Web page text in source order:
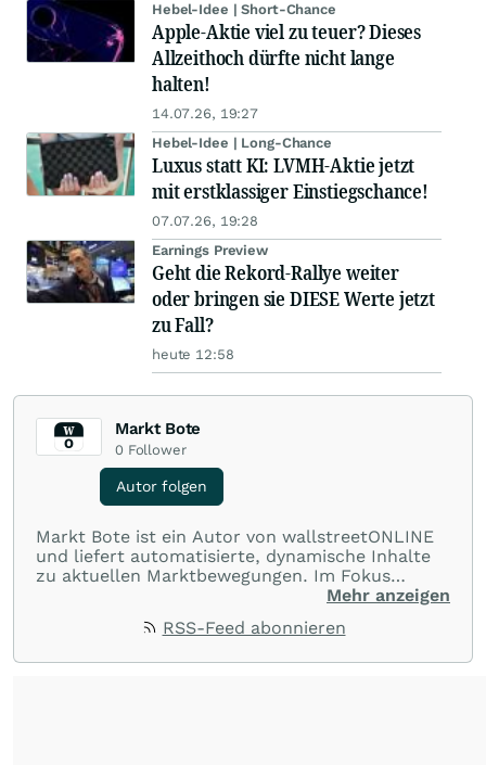
Hebel-Idee | Short-Chance
Apple-Aktie viel zu teuer? Dieses
Allzeithoch dürfte nicht lange
halten!
14.07.26, 19:27
Hebel-Idee | Long-Chance
Luxus statt KI: LVMH-Aktie jetzt
mit erstklassiger Einstiegschance!
07.07.26, 19:28
Earnings Preview
Geht die Rekord-Rallye weiter
oder bringen sie DIESE Werte jetzt
zu Fall?
heute 12:58
Markt Bote
0 Follower
Autor folgen
Markt Bote ist ein Autor von wallstreetONLINE
und liefert automatisierte, dynamische Inhalte
zu aktuellen Marktbewegungen. Im Fokus
stehen Tops und Flops, Branchentrends und
Rohstoffe oder Krypto – die Beiträge sind kurz,
Mehr anzeigen
RSS-Feed abonnieren